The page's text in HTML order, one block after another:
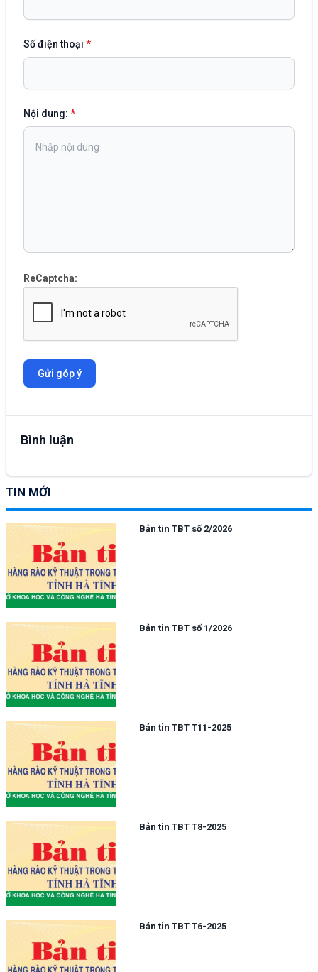
Số điện thoại *
Nội dung: *
ReCaptcha:
Gửi góp ý
Bình luận
TIN MỚI
Bản tin TBT số 2/2026
Bản tin TBT số 1/2026
Bản tin TBT T11-2025
Bản tin TBT T8-2025
Bản tin TBT T6-2025